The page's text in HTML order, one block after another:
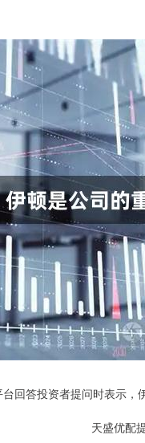
答投资者提问时表示，
天盛优配
1.42% 沪深